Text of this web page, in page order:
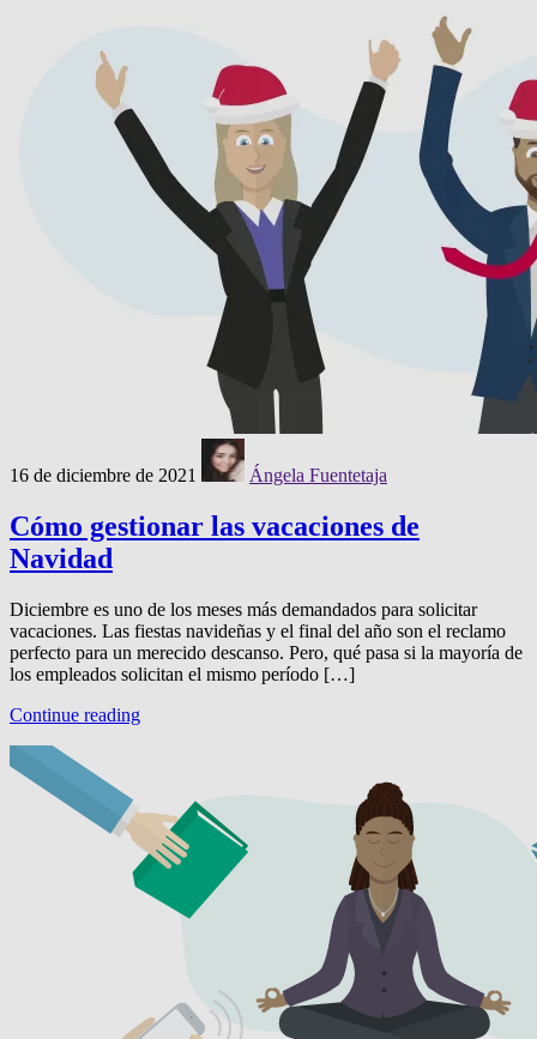
16 de diciembre de 2021 Ángela Fuentetaja
Cómo gestionar las vacaciones de
Navidad
Diciembre es uno de los meses más demandados para solicitar
vacaciones. Las fiestas navideñas y el final del año son el reclamo
perfecto para un merecido descanso. Pero, qué pasa si la mayoría de
los empleados solicitan el mismo período […]
Continue reading